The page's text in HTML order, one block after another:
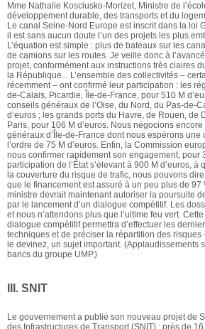
Mme Nathalie Kosciusko-Morizet, Ministre de
développement durable, des transports et du
Le canal Seine-Nord Europe est inscrit dans la loi
il est sans aucun doute l’un des projets les plus
L’équation est simple : plus de bateaux sur les
de camions sur les routes. Je veille donc à
projet, conformément aux instructions très claires
la République... L’ensemble des collectivités –
récemment – ont confirmé leur participation : les
de-Calais, Picardie, Île-de-France, pour 510 M
conseils généraux de l’Oise, du Nord, du Pas-de-
d’euros ; les grands ports du Havre, de Rouen, de
Paris, pour 106 M d’euros. Nous négocions
généraux d’Île-de-France dont nous espérons une
l’ordre de 75 M d’euros. Enfin, la Commission
nous confirmer rapidement son engagement, pour
participation de l’État s’élevant à 900 M d’euros, à
la couverture du risque de trafic, nous pouvons
que le financement est assuré à un peu plus de 97
ministre devrait maintenant autoriser la poursuite
par le lancement d’un dialogue compétitif. Les
et nous n’attendons plus que l’ultime feu vert.
dialogue compétitif permettra d’effectuer les
techniques et de préciser la répartition des risques
le devinez, un sujet important. (Applaudissements
bancs du groupe UMP.)
III. SNIT
Le gouvernement a publié son nouveau projet de
des Infrastructures de Transport (SNIT) : près de